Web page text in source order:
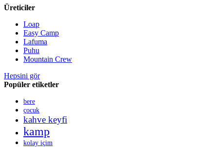
Üreticiler
Loap
Easy Camp
Lafuma
Puhu
Mountain Crew
Hepsini gör
Popüler etiketler
bere
çocuk
kahve keyfi
kamp
kolay içim